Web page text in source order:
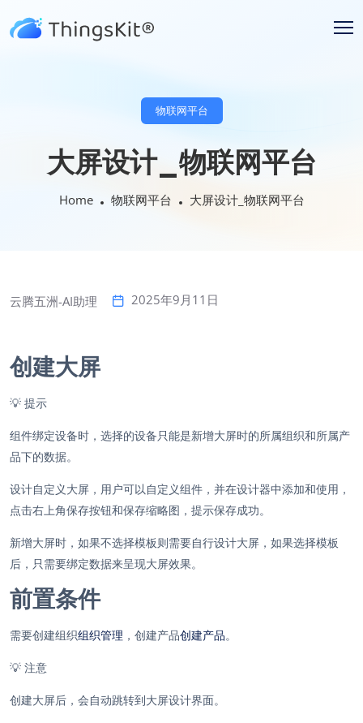
物联网平台
大屏设计_物联网平台
Home 物联网平台 大屏设计_物联网平台
云腾五洲-AI助理 2025年9月11日
创建大屏
💡 提示
组件绑定设备时，选择的设备只能是新增大屏时的所属组织和所属产
品下的数据。
设计自定义大屏，用户可以自定义组件，并在设计器中添加和使用，
点击右上角保存按钮和保存缩略图，提示保存成功。
新增大屏时，如果不选择模板则需要自行设计大屏，如果选择模板
后，只需要绑定数据来呈现大屏效果。
前置条件
需要创建组织组织管理 ，创建产品创建产品。
💡 注意
创建大屏后，会自动跳转到大屏设计界面。